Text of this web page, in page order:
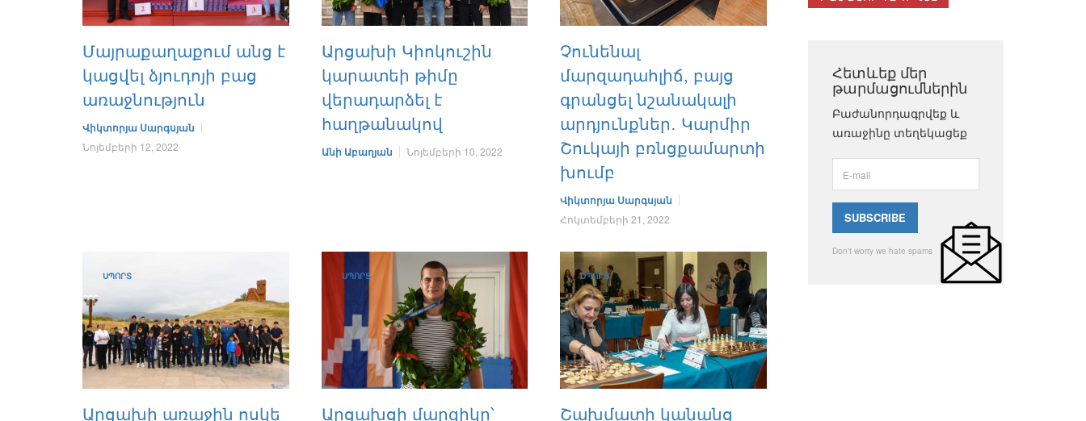
Մայրաքաղաքում անց է
կացվել ձյուդոյի բաց
առաջնություն
Վիկտորյա Սարգսյան
Նոյեմբերի 12, 2022
Արցախի Կիոկուշին
կարատեի թիմը
վերադարձել է
հաղթանակով
Անի Աբաղյան Նոյեմբերի 10, 2022
Չունենալ
մարզադահլիճ, բայց
գրանցել նշանակալի
արդյունքներ․ Կարմիր
Շուկայի բռնցքամարտի
խումբ
Վիկտորյա Սարգսյան
Հոկտեմբերի 21, 2022
ՍՊՈՐՏ
Արցախի առաջին ոսկե
ՍՊՈՐՏ
Արցախցի մարզիկը՝
ՍՊՈՐՏ
Շախմատի կանանց
Հետևեք մեր
թարմացումներին
Բաժանորդագրվեք և
առաջինը տեղեկացեք
Don't worry we hate spams